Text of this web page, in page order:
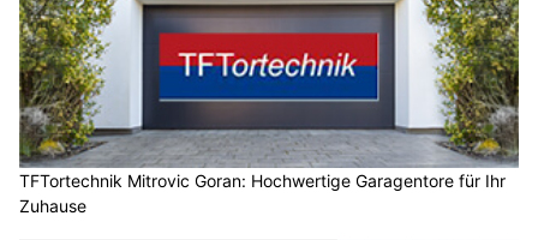
TFTortechnik Mitrovic Goran: Hochwertige Garagentore für Ihr
Zuhause